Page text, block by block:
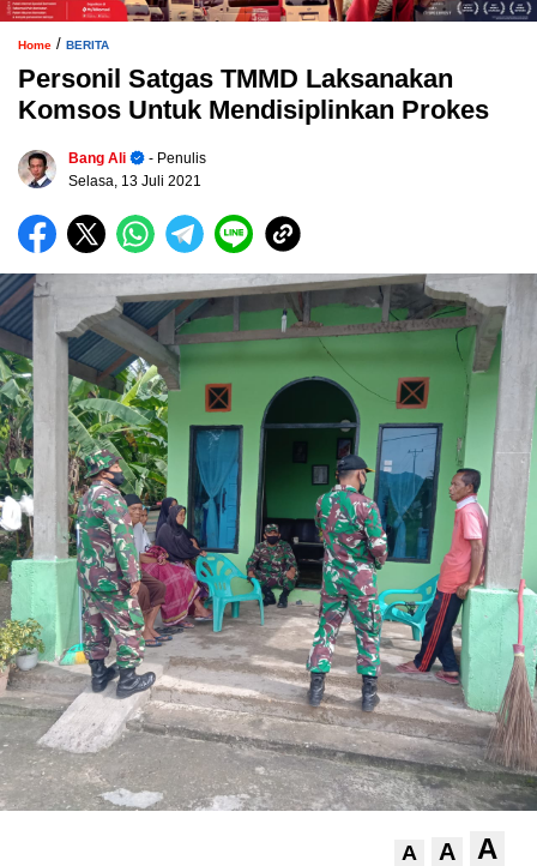
Home / BERITA
Personil Satgas TMMD Laksanakan
Komsos Untuk Mendisiplinkan Prokes
Bang Ali
- Penulis
Selasa, 13 Juli 2021
A A A